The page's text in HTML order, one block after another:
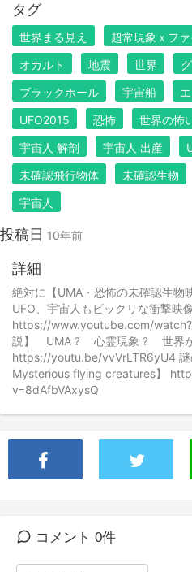
タグ
世界まる見え 超常現象ｘフ
オカルト
地震 世界
ブラックホール
宇宙船
UFO2015
恐怖 世界の怖
宇宙人 解剖
宇宙人 出産
未確認飛行物体
未確認生物
宇宙人
投稿日 10年前
詳細
絶対に【UMA・恐怖の未確認生物
UFO、宇宙人もビックリな衝撃映
https://www.youtube.com/
説】 UMA？ 心霊現象？ 世界が
https://youtu.be/vvVrLTR6yU4 謎
Mysterious flying creatures】
v=8dAfbVAxysQ
コメント 0件